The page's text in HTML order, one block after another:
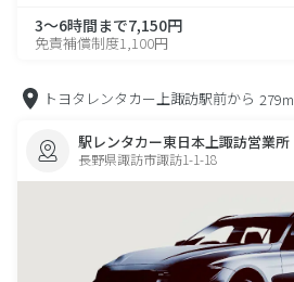
3～6時間まで7,150円
免責補償制度1,100円
トヨタレンタカー上諏訪駅前から 279m
駅レンタカー東日本上諏訪営業所
長野県諏訪市諏訪1-1-18